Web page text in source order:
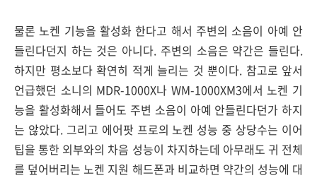
물론 노켄 기능을 활성화 한다고 해서 주변의 소음이 아예 안
들린다던지 하는 것은 아니다. 주변의 소음은 약간은 들린다.
하지만 평소보다 확연히 적게 늘리는 것 뿐이다. 참고로 앞서
언급했던 소니의 MDR-1000X나 WM-1000XM3에서 노켄 기
능을 활성화해서 들어도 주변 소음이 아예 안들린다던가 하지
는 않았다. 그리고 에어팟 프로의 노켄 성능 중 상당수는 이어
팁을 통한 외부와의 차음 성능이 차지하는데 아무래도 귀 전체
를 덮어버리는 노켄 지원 해드폰과 비교하면 약간의 성능에 대